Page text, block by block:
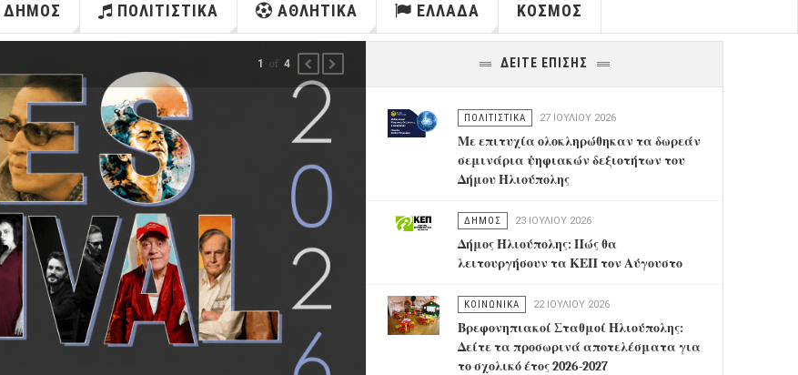
ΔΗΜΟΣ ΠΟΛΙΤΙΣΤΙΚΑ ΑΘΛΗΤΙΚΑ ΕΛΛΑΔΑ ΚΟΣΜΟΣ
1 of 4 PREVIOUS ΔΕΙΤΕ ΕΠΙΣΗΣ
ΠΟΛΙΤΙΣΤΙΚΑ 27 ΙΟΥΛΊΟΥ 2026
Με επιτυχία ολοκληρώθηκαν τα δωρεάν
σεμινάρια ψηφιακών δεξιοτήτων του
Δήμου Ηλιούπολης
ΔΗΜΟΣ 23 ΙΟΥΛΊΟΥ 2026
Δήμος Ηλιούπολης: Πώς θα
λειτουργήσουν τα ΚΕΠ τον Αύγουστο
ΚΟΙΝΩΝΙΚΑ 22 ΙΟΥΛΊΟΥ 2026
Βρεφονηπιακοί Σταθμοί Ηλιούπολης:
Δείτε τα προσωρινά αποτελέσματα για
το σχολικό έτος 2026-2027